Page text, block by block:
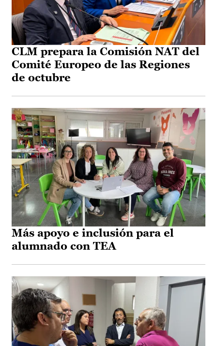
CLM prepara la Comisión NAT del
Comité Europeo de las Regiones
de octubre
Más apoyo e inclusión para el
alumnado con TEA